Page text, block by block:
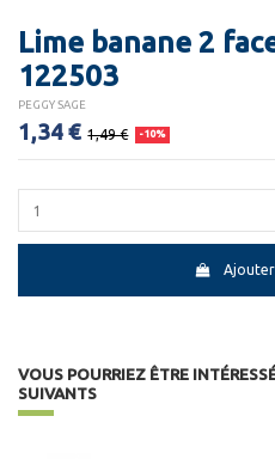
Lime banane 2
122503
PEGGY SAGE
1,34 € 1,49 € -10%
VOUS POURRIEZ ÊTRE
SUIVANTS